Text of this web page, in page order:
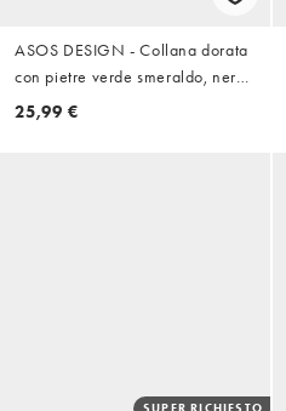
ASOS DESIGN - Collana dorata
con pietre verde smeraldo, nere
e cristalli
25,99 €
SUPER RICHIESTO